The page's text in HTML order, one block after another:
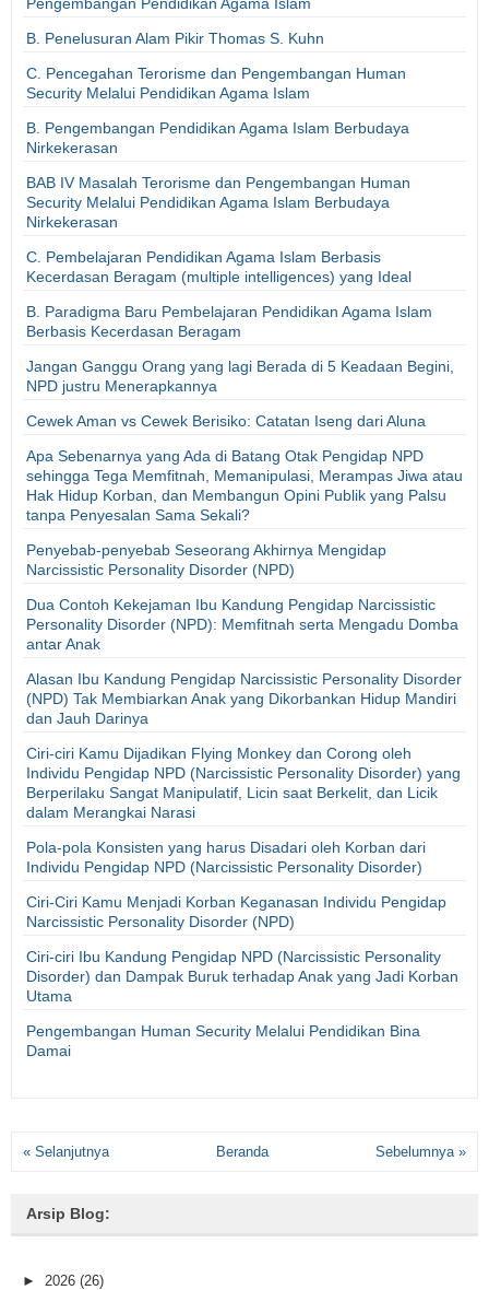
B. Penelusuran Alam Pikir Thomas S. Kuhn
C. Pencegahan Terorisme dan Pengembangan Human
Security Melalui Pendidikan Agama Islam
B. Pengembangan Pendidikan Agama Islam Berbudaya
Nirkekerasan
BAB IV Masalah Terorisme dan Pengembangan Human
Security Melalui Pendidikan Agama Islam Berbudaya
Nirkekerasan
C. Pembelajaran Pendidikan Agama Islam Berbasis
Kecerdasan Beragam (multiple intelligences) yang Ideal
B. Paradigma Baru Pembelajaran Pendidikan Agama Islam
Berbasis Kecerdasan Beragam
Jangan Ganggu Orang yang lagi Berada di 5 Keadaan Begini,
NPD justru Menerapkannya
Cewek Aman vs Cewek Berisiko: Catatan Iseng dari Aluna
Apa Sebenarnya yang Ada di Batang Otak Pengidap NPD
sehingga Tega Memfitnah, Memanipulasi, Merampas Jiwa atau
Hak Hidup Korban, dan Membangun Opini Publik yang Palsu
tanpa Penyesalan Sama Sekali?
Penyebab-penyebab Seseorang Akhirnya Mengidap
Narcissistic Personality Disorder (NPD)
Dua Contoh Kekejaman Ibu Kandung Pengidap Narcissistic
Personality Disorder (NPD): Memfitnah serta Mengadu Domba
antar Anak
Alasan Ibu Kandung Pengidap Narcissistic Personality Disorder
(NPD) Tak Membiarkan Anak yang Dikorbankan Hidup Mandiri
dan Jauh Darinya
Ciri-ciri Kamu Dijadikan Flying Monkey dan Corong oleh
Individu Pengidap NPD (Narcissistic Personality Disorder) yang
Berperilaku Sangat Manipulatif, Licin saat Berkelit, dan Licik
dalam Merangkai Narasi
Pola-pola Konsisten yang harus Disadari oleh Korban dari
Individu Pengidap NPD (Narcissistic Personality Disorder)
Ciri-Ciri Kamu Menjadi Korban Keganasan Individu Pengidap
Narcissistic Personality Disorder (NPD)
Ciri-ciri Ibu Kandung Pengidap NPD (Narcissistic Personality
Disorder) dan Dampak Buruk terhadap Anak yang Jadi Korban
Utama
Pengembangan Human Security Melalui Pendidikan Bina
Damai
« Selanjutnya Sebelumnya »
Beranda
Arsip Blog:
► 2026 (26)